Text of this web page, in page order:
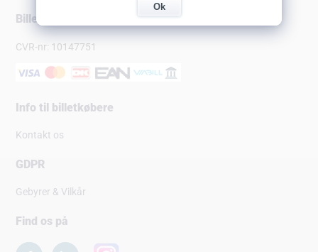
Ok
Billetsalg.dk
CVR-nr: 10147751
Info til billetkøbere
Kontakt os
GDPR
Gebyrer & Vilkår
Find os på